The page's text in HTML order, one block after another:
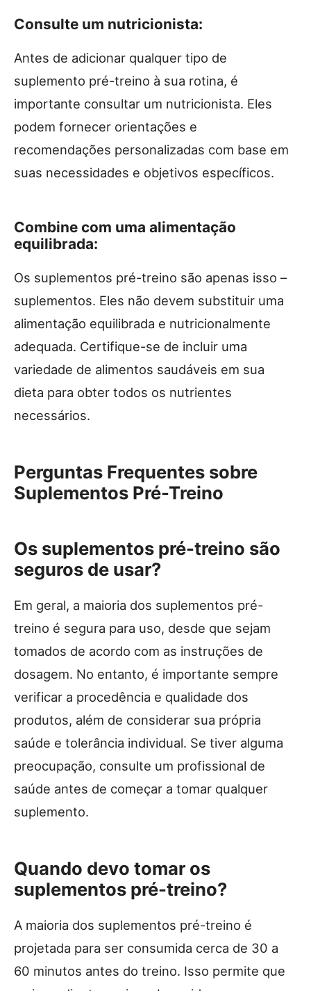
Consulte um nutricionista:
Antes de adicionar qualquer tipo de
suplemento pré-treino à sua rotina, é
importante consultar um nutricionista. Eles
podem fornecer orientações e
recomendações personalizadas com base em
suas necessidades e objetivos específicos.
Combine com uma alimentação
equilibrada:
Os suplementos pré-treino são apenas isso –
suplementos. Eles não devem substituir uma
alimentação equilibrada e nutricionalmente
adequada. Certifique-se de incluir uma
variedade de alimentos saudáveis ​​em sua
dieta para obter todos os nutrientes
necessários.
Perguntas Frequentes sobre
Suplementos Pré-Treino
Os suplementos pré-treino são
seguros de usar?
Em geral, a maioria dos suplementos pré-
treino é segura para uso, desde que sejam
tomados de acordo com as instruções de
dosagem. No entanto, é importante sempre
verificar a procedência e qualidade dos
produtos, além de considerar sua própria
saúde e tolerância individual. Se tiver alguma
preocupação, consulte um profissional de
saúde antes de começar a tomar qualquer
suplemento.
Quando devo tomar os
suplementos pré-treino?
A maioria dos suplementos pré-treino é
projetada para ser consumida cerca de 30 a
60 minutos antes do treino. Isso permite que